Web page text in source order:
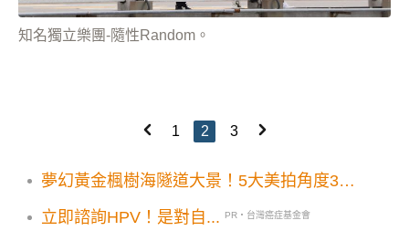
知名獨立樂團-隨性Random。
1 2 3
夢幻黃金楓樹海隧道大景！5大美拍角度3大
立即諮詢HPV！是對自...
PR・台灣癌症基金會